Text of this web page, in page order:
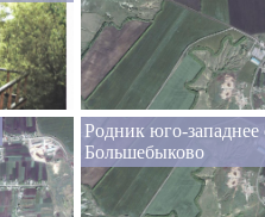
Родник юго-западнее
Большебыково